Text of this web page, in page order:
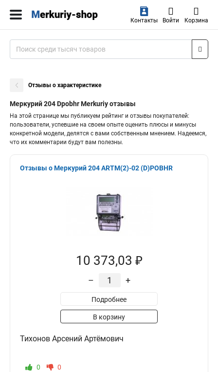
Контакты Войти Корзина
Отзывы о характеристике
Меркурий 204 Dpobhr Merkuriy отзывы
На этой странице мы публикуем рейтинг и отзывы покупателей:
пользователи, успевшие на своем опыте оценить плюсы и минусы
конкретной модели, делятся с вами собственным мнением. Надеемся,
что их комментарии будут вам полезны.
Отзывы о Меркурий 204 ARTM(2)-02 (D)POBHR
10 373,03 ₽
– +
Подробнее
В корзину
Тихонов Арсений Артёмович
0 0